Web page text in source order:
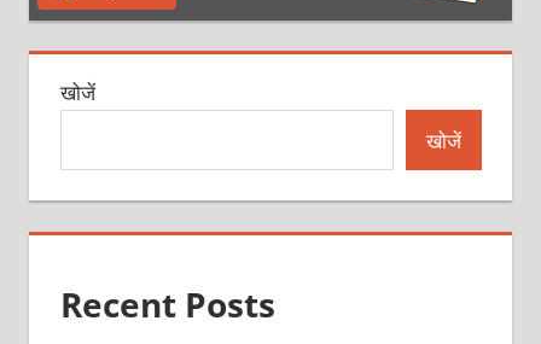
खोजें
खोजें
Recent Posts